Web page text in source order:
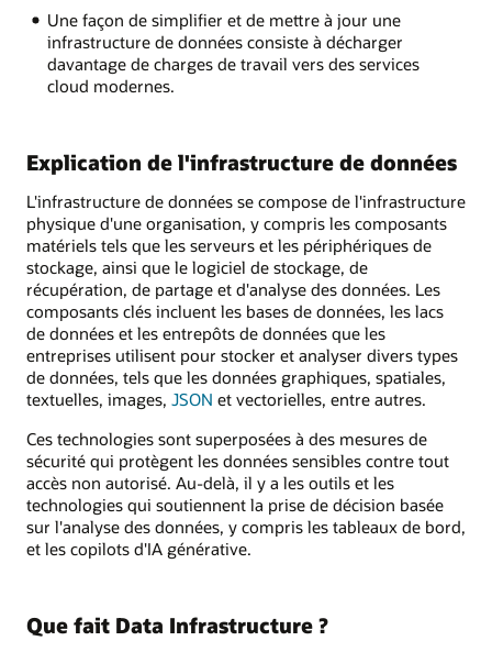
Une façon de simplifier et de mettre à jour une
infrastructure de données consiste à décharger
davantage de charges de travail vers des services
cloud modernes.
Explication de l'infrastructure de données
L'infrastructure de données se compose de l'infrastructure
physique d'une organisation, y compris les composants
matériels tels que les serveurs et les périphériques de
stockage, ainsi que le logiciel de stockage, de
récupération, de partage et d'analyse des données. Les
composants clés incluent les bases de données, les lacs
de données et les entrepôts de données que les
entreprises utilisent pour stocker et analyser divers types
de données, tels que les données graphiques, spatiales,
textuelles, images, JSON et vectorielles, entre autres.
Ces technologies sont superposées à des mesures de
sécurité qui protègent les données sensibles contre tout
accès non autorisé. Au-delà, il y a les outils et les
technologies qui soutiennent la prise de décision basée
sur l'analyse des données, y compris les tableaux de bord,
et les copilots d'IA générative.
Que fait Data Infrastructure ?